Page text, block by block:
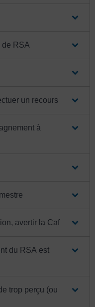
de RSA
un recours
à
avertir la Caf
du RSA est
trop perçu (ou